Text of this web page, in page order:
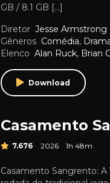
GB / 8.1 GB […]
Diretor Jesse Armstrong
Gêneros Comédia,
Elenco Alan Ruck, Brian
Download
Casamento
7.676 2026 1h 48m
Casamento Sangrento: